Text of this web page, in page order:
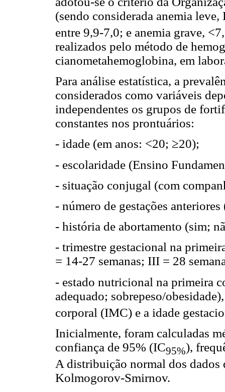
(sendo considerada anemia
entre 9,9-7,0; e anemia grave,
realizados pelo método de
cianometahemoglobina, em
Para análise estatística, a
considerados como variáveis
independentes os grupos de
constantes nos prontuários:
- idade (em anos: <20; ≥20);
- escolaridade (Ensino
- situação conjugal (com
- número de gestações
- história de abortamento (sim;
- trimestre gestacional na
= 14-27 semanas; III = 28
- estado nutricional na primeira
adequado; sobrepeso/
corporal (IMC) e a idade
Inicialmente, foram calculadas
confiança de 95% (IC95%),
A distribuição normal dos
Kolmogorov-Smirnov.